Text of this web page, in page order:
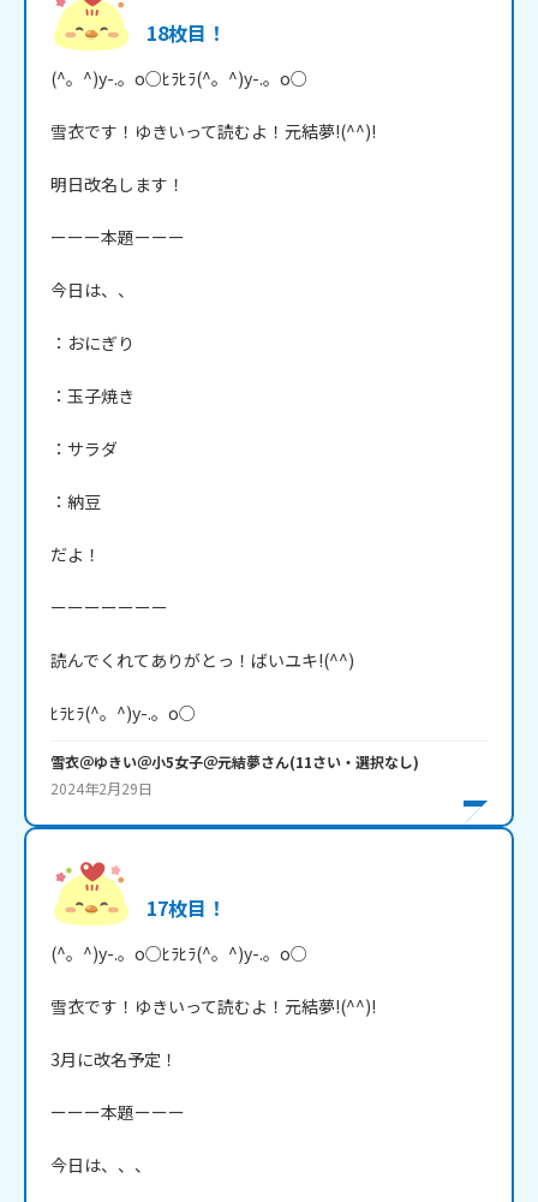
18枚目！
(^。^)y-.。o○ﾋﾗﾋﾗ(^。^)y-.。o○
雪衣です！ゆきいって読むよ！元結夢!(^^)!
明日改名します！
ーーー本題ーーー
今日は、、
：おにぎり
：玉子焼き
：サラダ
：納豆
だよ！
ーーーーーーー
読んでくれてありがとっ！ばいユキ!(^^)
ﾋﾗﾋﾗ(^。^)y-.。o○
雪衣＠ゆきい＠小5女子＠元結夢さん(11さい・ 選択なし)
2024年2月29日
17枚目！
(^。^)y-.。o○ﾋﾗﾋﾗ(^。^)y-.。o○
雪衣です！ゆきいって読むよ！元結夢!(^^)!
3月に改名予定！
ーーー本題ーーー
今日は、、、